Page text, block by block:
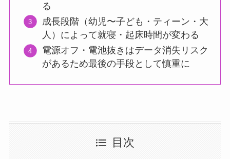
る
成長段階（幼児〜子ども・ティーン・大
人）によって就寝・起床時間が変わる
電源オフ・電池抜きはデータ消失リスク
があるため最後の手段として慎重に
目次